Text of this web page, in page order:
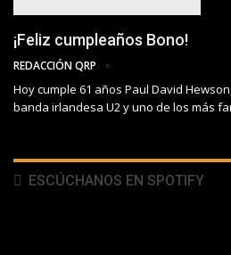
¡Feliz cumpleaños Bono!
REDACCIÓN QRP
Hoy cumple 61 años Paul David
banda irlandesa U2 y uno de los más
ESCÚCHANOS EN SPOTIFY